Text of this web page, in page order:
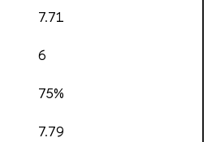
7.71
6
75%
7.79